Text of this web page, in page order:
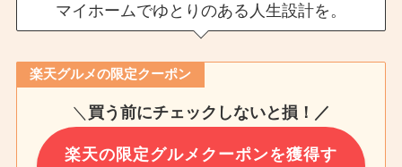
マイホームでゆとりのある人生設計を。
楽天グルメの限定クーポン
＼ 買う前にチェックしないと損！／
楽天の限定グルメクーポンを獲得す